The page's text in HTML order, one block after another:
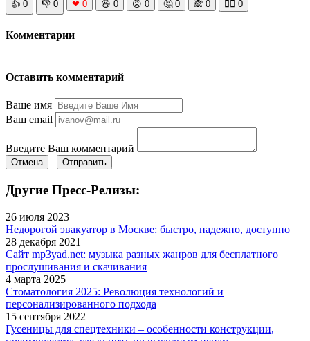
👍 0 👎 0 ❤ 0 😆 0 😡 0 🤔 0 🙈 0 🧘‍♀️ 0
Комментарии
Оставить комментарий
Ваше имя
Ваш email
Введите Ваш комментарий
Отмена Отправить
Другие Пресс-Релизы:
26 июля 2023
Недорогой эвакуатор в Москве: быстро, надежно, доступно
28 декабря 2021
Сайт mp3yad.net: музыка разных жанров для бесплатного
прослушивания и скачивания
4 марта 2025
Стоматология 2025: Революция технологий и
персонализированного подхода
15 сентября 2022
Гусеницы для спецтехники – особенности конструкции,